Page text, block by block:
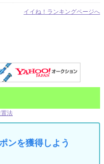
イイね！ランキングページへ
法
ンを獲得しよう